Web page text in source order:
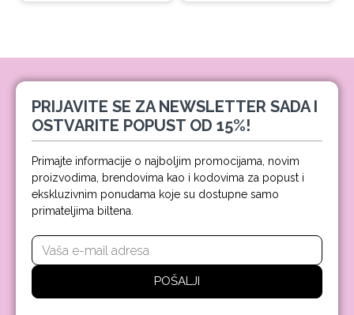
PRIJAVITE SE ZA NEWSLETTER SADA I
OSTVARITE POPUST OD 15%!
Primajte informacije o najboljim promocijama, novim
proizvodima, brendovima kao i kodovima za popust i
ekskluzivnim ponudama koje su dostupne samo
primateljima biltena.
POŠALJI